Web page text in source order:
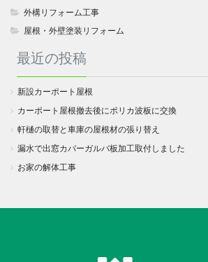
外構リフォーム工事
屋根・外壁塗装リフォーム
最近の投稿
新設カーポート屋根
カーポート屋根撤去後にポリカ波板に交換
軒樋の取替と車庫の屋根材の張り替え
漏水で出窓カバーガルバ板加工取付しました
お家の解体工事